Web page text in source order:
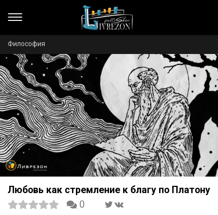
Философия
Любовь как стремление к благу по Платону
0